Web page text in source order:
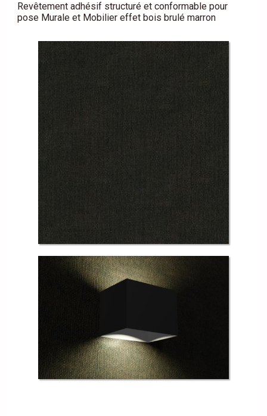
Revêtement adhésif structuré et conformable pour
pose Murale et Mobilier effet bois brulé marron